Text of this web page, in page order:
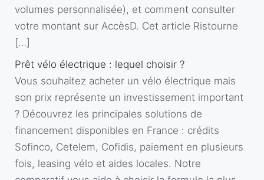
volumes personnalisée), et comment consulter
votre montant sur AccèsD. Cet article Ristourne
[…]
Prêt vélo électrique : lequel choisir ?
Vous souhaitez acheter un vélo électrique mais
son prix représente un investissement important
? Découvrez les principales solutions de
financement disponibles en France : crédits
Sofinco, Cetelem, Cofidis, paiement en plusieurs
fois, leasing vélo et aides locales. Notre